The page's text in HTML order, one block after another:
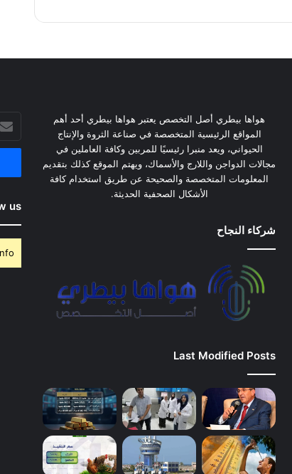
هواها بيطري أصل التخصص يعتبر هواها بيطري أحد أهم
المواقع الرئيسية المتخصصة في صناعة الثروة والإنتاج
الحيواني، ويعد منبرا رئيسيًا للمربين وكافة العاملين في
مجالات الدواجن واللارج والأسماك، ويهتم الموقع كذلك بتقديم
المعلومات المتخصصة والصحيحة عن طريق استخدام كافة
الأشكال الصحفية الحديثة.
شركاء النجاح
Last Modified Posts
us